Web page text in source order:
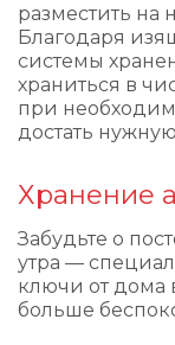
разместить
Благодаря
системы
храниться в
при
достать
Хранение
Забудьте о
утра —
ключи от дома
больше